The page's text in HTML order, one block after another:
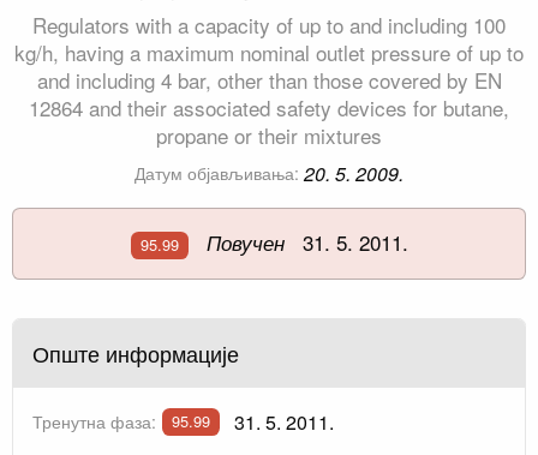
Regulators with a capacity of up to and including 100
kg/h, having a maximum nominal outlet pressure of up to
and including 4 bar, other than those covered by EN
12864 and their associated safety devices for butane,
propane or their mixtures
Датум објављивања: 20. 5. 2009.
95.99 Повучен31. 5. 2011.
Опште информације
Тренутна фаза: 95.99 31. 5. 2011.